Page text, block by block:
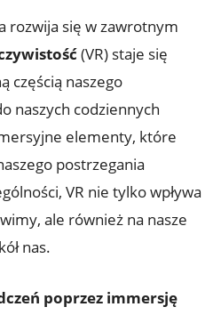
⁢rozwija się w zawrotnym
(VR) staje się
częścią ⁢naszego
⁣naszych⁤ codziennych
elementy, które
postrzegania
VR⁤ nie tylko wpływa
ale również na‌ nasze
nas.
poprzez ‍immersję